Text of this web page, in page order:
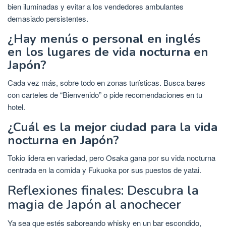
bien iluminadas y evitar a los vendedores ambulantes
demasiado persistentes.
¿Hay menús o personal en inglés
en los lugares de vida nocturna en
Japón?
Cada vez más, sobre todo en zonas turísticas. Busca bares
con carteles de “Bienvenido” o pide recomendaciones en tu
hotel.
¿Cuál es la mejor ciudad para la vida
nocturna en Japón?
Tokio lidera en variedad, pero Osaka gana por su vida nocturna
centrada en la comida y Fukuoka por sus puestos de yatai.
Reflexiones finales: Descubra la
magia de Japón al anochecer
Ya sea que estés saboreando whisky en un bar escondido,